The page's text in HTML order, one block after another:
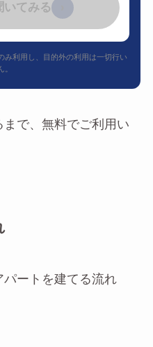
いてみる
利用し、目的外の利用は一切行い
。
で、無料でご利用い
パートを建てる流れ